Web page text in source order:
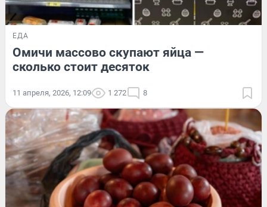
ЕДА
Омичи массово скупают яйца —
сколько стоит десяток
11 апреля, 2026, 12:09 1 272 8